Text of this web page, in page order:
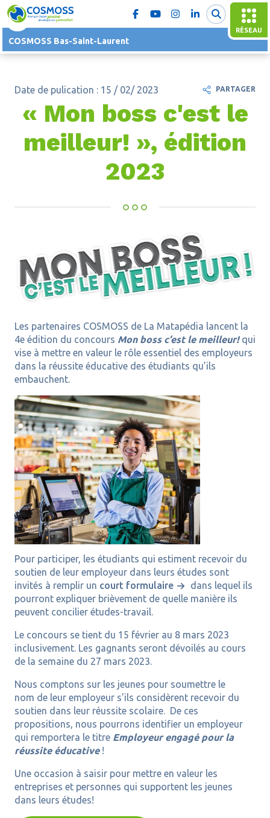
RÉSEAU
COSMOSS Bas-Saint-Laurent
Date de pulication : 15 / 02/ 2023
« Mon boss c'est le
meilleur! », édition
2023
Les partenaires COSMOSS de La Matapédia lancent la
4e édition du concours Mon boss c’est le meilleur!qui
vise à mettre en valeur le rôle essentiel des employeurs
dans la réussite éducative des étudiants qu’ils
embauchent.
Pour participer, les étudiants qui estiment recevoir du
soutien de leur employeur dans leurs études sont
invités à remplir un court formulaire
dans lequel ils
pourront expliquer brièvement de quelle manière ils
peuvent concilier études-travail.
Le concours se tient du 15 février au 8 mars 2023
inclusivement. Les gagnants seront dévoilés au cours
de la semaine du 27 mars 2023.
Nous comptons sur les jeunes pour soumettre le
nom de leur employeur s'ils considèrent recevoir du
soutien dans leur réussite scolaire. De ces
propositions, nous pourrons identifier un employeur
qui remportera le titre Employeur engagé pour la
réussite éducative !
Une occasion à saisir pour mettre en valeur les
entreprises et personnes qui supportent les jeunes
dans leurs études!
PARTAGER